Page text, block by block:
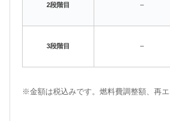
2段階目 –
3段階目 –
※金額は税込みです。燃料費調整額、再エ